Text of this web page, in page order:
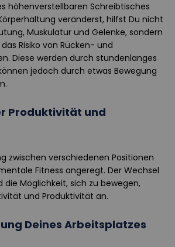
höhenverstellbaren Schreibtisches
veränderst, hilfst Du nicht
Muskulatur und Gelenke, sondern
Risiko von Rücken- und
Diese werden durch stundenlanges
jedoch durch etwas Bewegung
Produktivität und
zwischen verschiedenen Positionen
Fitness angeregt. Der Wechsel
die Möglichkeit, sich zu bewegen,
und Produktivität an.
Deines Arbeitsplatzes